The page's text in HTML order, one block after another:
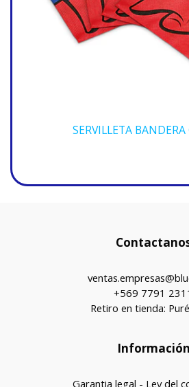
SERVILLETA
+569 7791
Retiro en tienda:
Información
Garantia legal - Ley del